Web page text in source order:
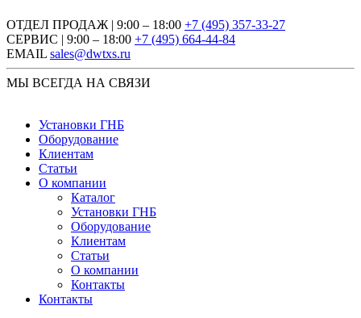
ОТДЕЛ ПРОДАЖ | 9:00 – 18:00 +7 (495) 357-33-27
СЕРВИС | 9:00 – 18:00 +7 (495) 664-44-84
EMAIL sales@dwtxs.ru
МЫ ВСЕГДА НА СВЯЗИ
Установки ГНБ
Оборудование
Клиентам
Статьи
О компании
Каталог
Установки ГНБ
Оборудование
Клиентам
Статьи
О компании
Контакты
Контакты